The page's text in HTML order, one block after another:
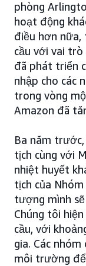
phòng
hoạt động
điều hơn nữa,
cầu với vai
đã phát triển
nhập cho các
trong vòng
Amazon đã
Ba năm
tịch cùng với
nhiệt huyết
tịch của
tượng mình
Chúng tôi
cầu, với
gia. Các
môi trường để